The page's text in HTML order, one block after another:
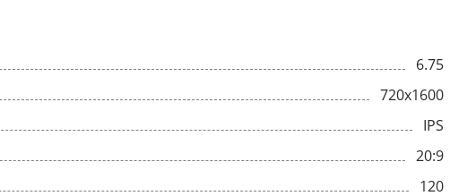
6.75
720x1600
IPS
20:9
120